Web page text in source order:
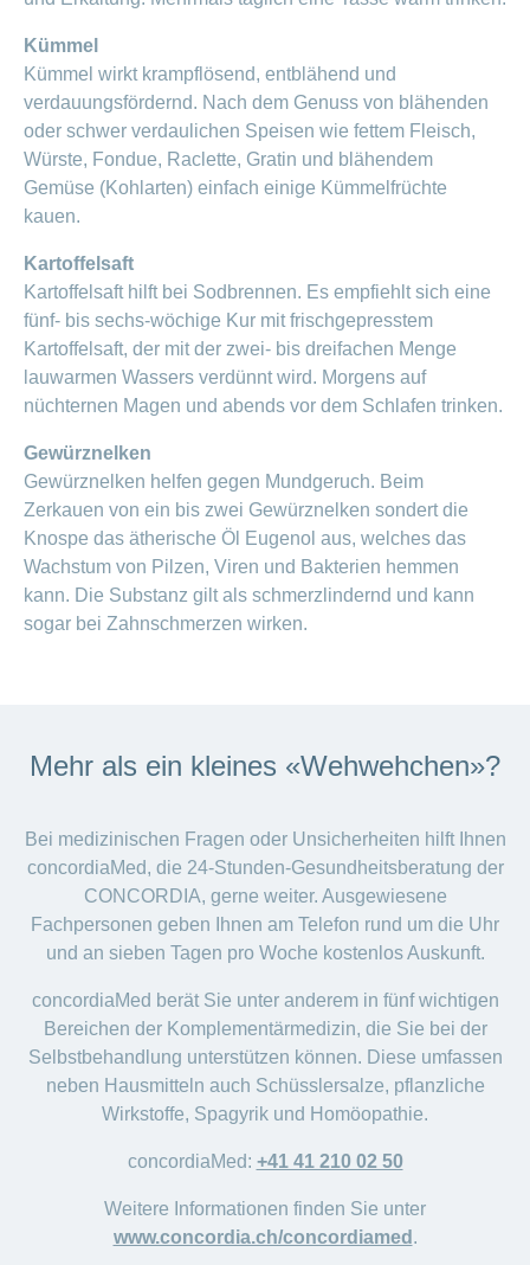
Kümmel
Kümmel wirkt krampflösend, entblähend und
verdauungsfördernd. Nach dem Genuss von blähenden
oder schwer verdaulichen Speisen wie fettem Fleisch,
Würste, Fondue, Raclette, Gratin und blähendem
Gemüse (Kohlarten) einfach einige Kümmelfrüchte
kauen.
Kartoffelsaft
Kartoffelsaft hilft bei Sodbrennen. Es empfiehlt sich eine
fünf- bis sechs-wöchige Kur mit frischgepresstem
Kartoffelsaft, der mit der zwei- bis dreifachen Menge
lauwarmen Wassers verdünnt wird. Morgens auf
nüchternen Magen und abends vor dem Schlafen trinken.
Gewürznelken
Gewürznelken helfen gegen Mundgeruch. Beim
Zerkauen von ein bis zwei Gewürznelken sondert die
Knospe das ätherische Öl Eugenol aus, welches das
Wachstum von Pilzen, Viren und Bakterien hemmen
kann. Die Substanz gilt als schmerzlindernd und kann
sogar bei Zahnschmerzen wirken.
Mehr als ein kleines «Wehwehchen»?
Bei medizinischen Fragen oder Unsicherheiten hilft Ihnen
concordiaMed, die 24-Stunden-Gesundheitsberatung der
CONCORDIA, gerne weiter. Ausgewiesene
Fachpersonen geben Ihnen am Telefon rund um die Uhr
und an sieben Tagen pro Woche kostenlos Auskunft.
concordiaMed berät Sie unter anderem in fünf wichtigen
Bereichen der Komplementärmedizin, die Sie bei der
Selbstbehandlung unterstützen können. Diese umfassen
neben Hausmitteln auch Schüsslersalze, pflanzliche
Wirkstoffe, Spagyrik und Homöopathie.
concordiaMed: +41 41 210 02 50
Weitere Informationen finden Sie unter
www.concordia.ch/concordiamed .